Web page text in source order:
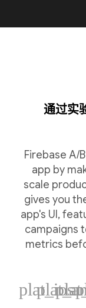
通过实
Firebase A/
app by
scale
gives you
app's UI,
campaigns
metrics
plat_ios